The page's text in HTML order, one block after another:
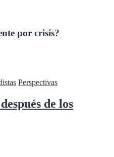
por crisis?
Perspectivas
de los